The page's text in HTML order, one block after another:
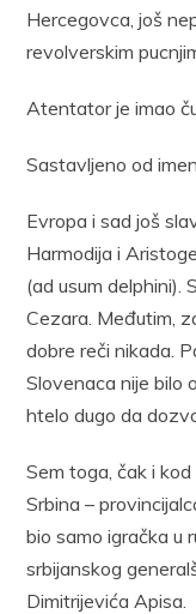
Hercegovca, još
revolverskim
Atentator je imao
Sastavljeno od
Evropa i sad još
Harmodija i
(ad usum delphini).
Cezara. Međutim,
dobre reči nikada.
Slovenaca nije bilo
htelo dugo da
Sem toga, čak i
Srbina –
bio samo igračka u
srbijanskog
Dimitrijevića Apisa.